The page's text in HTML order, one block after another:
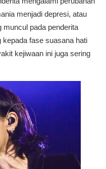
menjadi depresi, atau
muncul pada penderita
kepada fase suasana hati
kejiwaan ini juga sering